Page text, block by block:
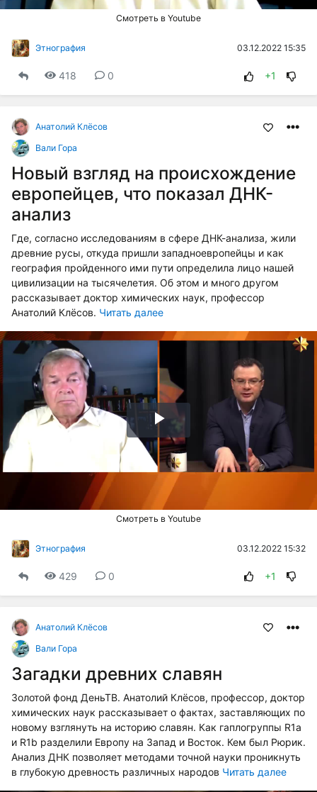
Смотреть в Youtube
Этнография 03.12.2022 15:35
418 0 +1
Анатолий Клёсов
Вали Гора
Новый взгляд на происхождение
европейцев, что показал ДНК-
анализ
Где, согласно исследованиям в сфере ДНК-анализа, жили
древние русы, откуда пришли западноевропейцы и как
география пройденного ими пути определила лицо нашей
цивилизации на тысячелетия. Об этом и много другом
рассказывает доктор химических наук, профессор
Анатолий Клёсов. Читать далее
Воспроизвести
видео
Смотреть в Youtube
Этнография 03.12.2022 15:32
429 0 +1
Анатолий Клёсов
Вали Гора
Загадки древних славян
Золотой фонд ДеньТВ. Анатолий Клёсов, профессор, доктор
химических наук рассказывает о фактах, заставляющих по
новому взглянуть на историю славян. Как гаплогруппы R1a
и R1b разделили Европу на Запад и Восток. Кем был Рюрик.
Анализ ДНК позволяет методами точной науки проникнуть
в глубокую древность различных народов Читать далее